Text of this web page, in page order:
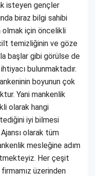
isteyen gençler
biraz bilgi sahibi
olmak için öncelikli
cilt temizliğinin ve göze
başlar gibi görülse de
bulunmaktadır.
boyunun çok
Yani mankenlik
olarak hangi
iyi bilmesi
olarak tüm
mesleğine adım
Her çeşit
üzerinden